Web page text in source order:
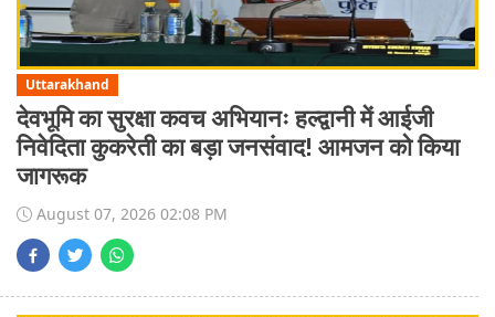
Uttarakhand
देवभूमि का सुरक्षा कवच अभियानः हल्द्वानी में आईजी
निवेदिता कुकरेती का बड़ा जनसंवाद! आमजन को किया
जागरूक
August 07, 2026 02:08 PM